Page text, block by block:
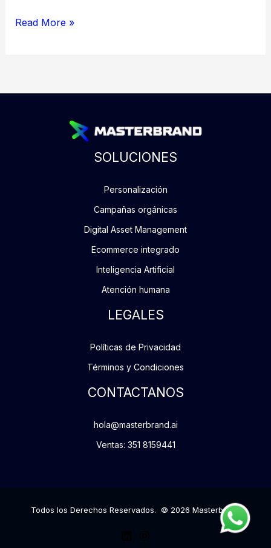
Read More »
SOLUCIONES
Personalización
Campañas orgánicas
Digital Asset Management
Ecommerce integrado
Inteligencia Artificial
Atención humana
LEGALES
Políticas de Privacidad
Términos y Condiciones
CONTACTANOS
hola@masterbrand.ai
Ventas: 351 8159441
Todos los Derechos Reservados. © 2026 Masterbrand